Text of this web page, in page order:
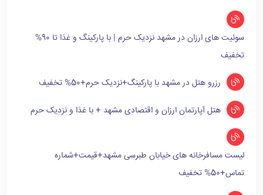
سوئیت های ارزان در مشهد نزدیک حرم | با پارکینگ و غذا تا 90%
تخفیف
رزرو هتل در مشهد با پارکینگ+نزدیک حرم+50% تخفیف
هتل آپارتمان ارزان و اقتصادی مشهد + با غذا و نزدیک حرم
لیست مسافرخانه های خیابان طبرسی مشهد+قیمت+شماره
تماس+50% تخفیف